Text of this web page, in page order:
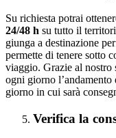
Su richiesta potrai
24/48 h su tutto il
giunga a destinazione
permette di tenere sotto
viaggio. Grazie al nostro
ogni giorno
giorno in cui sarà
Verifica la